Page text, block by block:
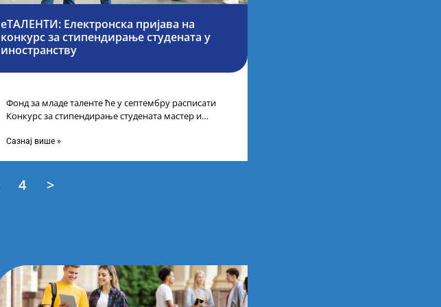
еТАЛЕНТИ: Електронска пријава на
конкурс за стипендирање студената у
иностранству
Фонд за младе таленте ће у септембру расписати
Конкурс за стипендирање студената мастер и
Сазнај више »
4 >